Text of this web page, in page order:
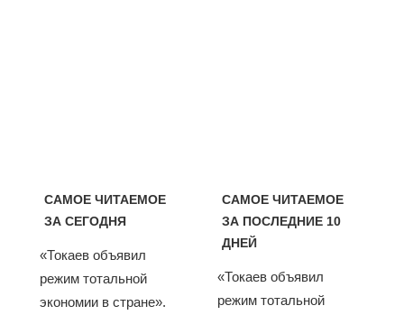
САМОЕ ЧИТАЕМОЕ
ЗА СЕГОДНЯ
«Токаев объявил
режим тотальной
экономии в стране».
САМОЕ ЧИТАЕМОЕ
ЗА ПОСЛЕДНИЕ 10
ДНЕЙ
«Токаев объявил
режим тотальной